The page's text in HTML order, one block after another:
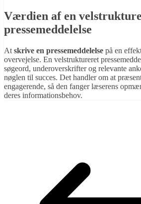
Værdien af en
pressemeddelelse
At skrive en pressemeddelelse på en
overvejelse. En velstruktureret
søgeord, underoverskrifter og relevante
nøglen til succes. Det handler om at
engagerende, så den fanger læserens
deres informationsbehov.